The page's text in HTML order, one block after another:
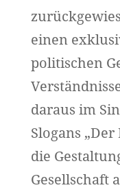
einen
politischen
daraus im
Slogans
die
Gesellschaft